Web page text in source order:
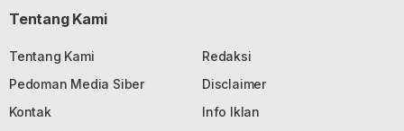
Tentang Kami
Tentang Kami
Redaksi
Pedoman Media Siber
Disclaimer
Kontak
Info Iklan